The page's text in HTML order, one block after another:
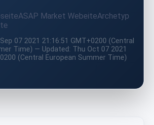
ASAP Market WebeiteArchetyp
07 2021 21:16:51 GMT+0200 (Central
Time) — Updated: Thu Oct 07 2021
(Central European Summer Time)